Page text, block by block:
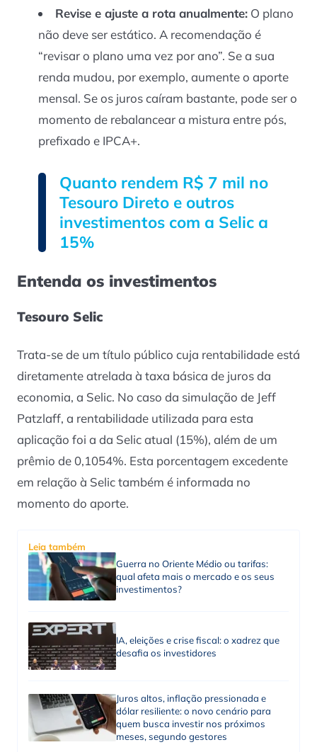
Revise e ajuste a rota anualmente:O plano
não deve ser estático. A recomendação é
“revisar o plano uma vez por ano”. Se a sua
renda mudou, por exemplo, aumente o aporte
mensal. Se os juros caíram bastante, pode ser o
momento de rebalancear a mistura entre pós,
prefixado e IPCA+.
Quanto rendem R$ 7 mil no
Tesouro Direto e outros
investimentos com a Selic a
15%
Entenda os investimentos
Tesouro Selic
Trata-se de um título público cuja rentabilidade está
diretamente atrelada à taxa básica de juros da
economia, a Selic. No caso da simulação de Jeff
Patzlaff, a rentabilidade utilizada para esta
aplicação foi a da Selic atual (15%), além de um
prêmio de 0,1054%. Esta porcentagem excedente
em relação à Selic também é informada no
momento do aporte.
Leia também
Guerra no Oriente Médio ou tarifas:
qual afeta mais o mercado e os seus
investimentos?
IA, eleições e crise fiscal: o xadrez que
desafia os investidores
Juros altos, inflação pressionada e
dólar resiliente: o novo cenário para
quem busca investir nos próximos
meses, segundo gestores